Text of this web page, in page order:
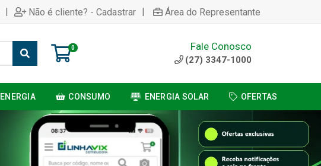
| Não é cliente? - Cadastrar | Área do Representante
0 Fale Conosco
(27) 3347-1000
ENERGIA CONSUMO ENERGIA SOLAR OFERTAS